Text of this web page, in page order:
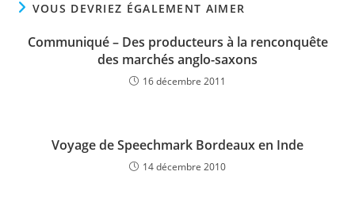
VOUS DEVRIEZ ÉGALEMENT AIMER
Communiqué – Des producteurs à la renconquête
des marchés anglo-saxons
16 décembre 2011
Voyage de Speechmark Bordeaux en Inde
14 décembre 2010